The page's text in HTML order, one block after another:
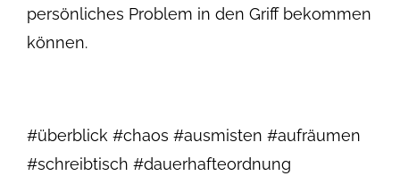
persönliches Problem in den Griff bekommen
können.
#überblick #chaos #ausmisten #aufräumen
#schreibtisch #dauerhafteordnung